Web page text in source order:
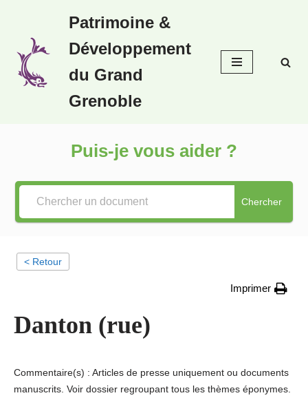
au
contenu
Patrimoine &
Développement
du Grand
Grenoble
Puis-je vous aider ?
Chercher
< Retour
Imprimer
Danton (rue)
Commentaire(s) : Articles de presse uniquement ou documents
manuscrits. Voir dossier regroupant tous les thèmes éponymes.